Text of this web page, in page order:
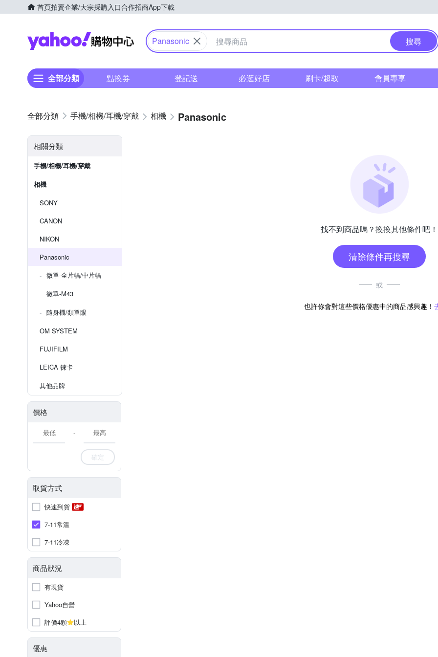
首頁拍賣企業/大宗採購入口合作招商App下載
Yahoo購物中心
Panasonic 搜尋
全部分類 點換券 登記送 必逛好店 刷卡/超取 會員專享
手機/相機/耳機/穿戴 相機 Panasonic
相關分類
手機/相機/耳機/穿戴
相機
SONY
CANON
NIKON
Panasonic
微單-全片幅/中片幅
微單-M43
隨身機/類單眼
OM SYSTEM
FUJIFILM
LEICA 徠卡
其他品牌
價格
-
確定
取貨方式
快速到貨
7-11常溫
7-11冷凍
商品狀況
有現貨
Yahoo自營
評價4顆
以上
優惠
找不到商品嗎？換換其他條件吧！
清除條件再搜尋
或
也許你會對這些價格優惠中的商品感興趣！